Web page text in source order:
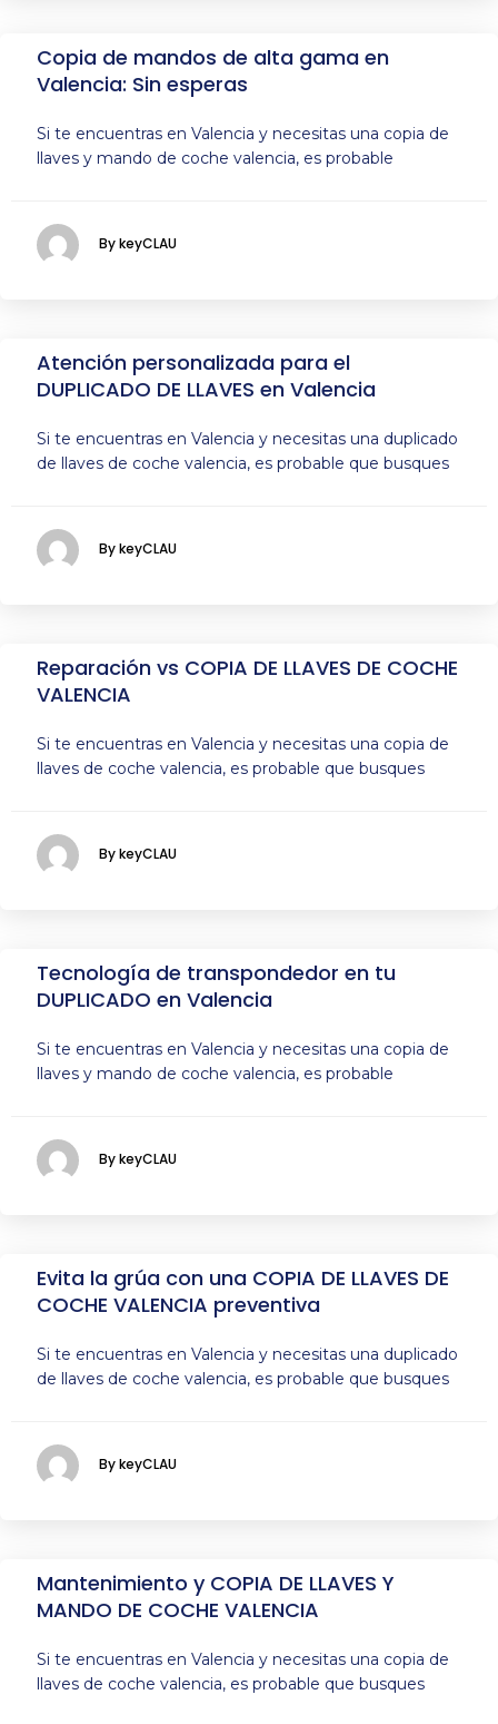
Copia de mandos de alta gama en
Valencia: Sin esperas
Si te encuentras en Valencia y necesitas una copia de
llaves y mando de coche valencia, es probable
By keyCLAU
Atención personalizada para el
DUPLICADO DE LLAVES en Valencia
Si te encuentras en Valencia y necesitas una duplicado
de llaves de coche valencia, es probable que busques
By keyCLAU
Reparación vs COPIA DE LLAVES DE COCHE
VALENCIA
Si te encuentras en Valencia y necesitas una copia de
llaves de coche valencia, es probable que busques
By keyCLAU
Tecnología de transpondedor en tu
DUPLICADO en Valencia
Si te encuentras en Valencia y necesitas una copia de
llaves y mando de coche valencia, es probable
By keyCLAU
Evita la grúa con una COPIA DE LLAVES DE
COCHE VALENCIA preventiva
Si te encuentras en Valencia y necesitas una duplicado
de llaves de coche valencia, es probable que busques
By keyCLAU
Mantenimiento y COPIA DE LLAVES Y
MANDO DE COCHE VALENCIA
Si te encuentras en Valencia y necesitas una copia de
llaves de coche valencia, es probable que busques